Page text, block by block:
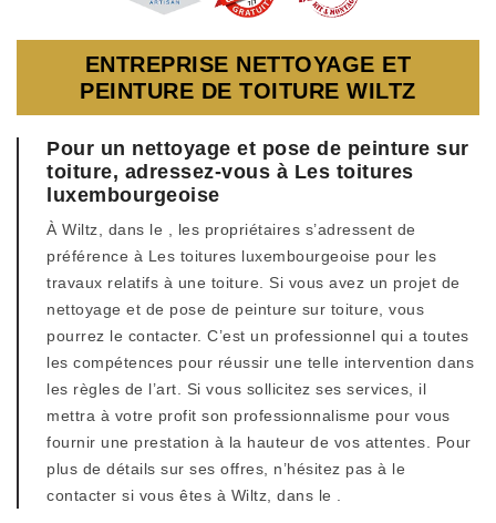
ENTREPRISE NETTOYAGE ET
PEINTURE DE TOITURE WILTZ
Pour un nettoyage et pose de peinture sur
toiture, adressez-vous à Les toitures
luxembourgeoise
À Wiltz, dans le , les propriétaires s’adressent de
préférence à Les toitures luxembourgeoise pour les
travaux relatifs à une toiture. Si vous avez un projet de
nettoyage et de pose de peinture sur toiture, vous
pourrez le contacter. C’est un professionnel qui a toutes
les compétences pour réussir une telle intervention dans
les règles de l’art. Si vous sollicitez ses services, il
mettra à votre profit son professionnalisme pour vous
fournir une prestation à la hauteur de vos attentes. Pour
plus de détails sur ses offres, n’hésitez pas à le
contacter si vous êtes à Wiltz, dans le .